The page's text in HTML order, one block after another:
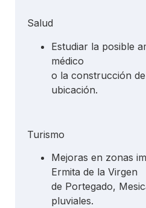
Salud
Estudiar la posible
médico
o la construcción
ubicación.
Turismo
Mejoras en zonas
Ermita de la Virgen
de Portegado,
pluviales.